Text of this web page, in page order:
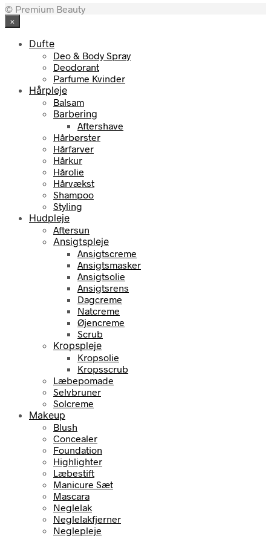
© Premium Beauty
×
Dufte
Deo & Body Spray
Deodorant
Parfume Kvinder
Hårpleje
Balsam
Barbering
Aftershave
Hårbørster
Hårfarver
Hårkur
Hårolie
Hårvækst
Shampoo
Styling
Hudpleje
Aftersun
Ansigtspleje
Ansigtscreme
Ansigtsmasker
Ansigtsolie
Ansigtsrens
Dagcreme
Natcreme
Øjencreme
Scrub
Kropspleje
Kropsolie
Kropsscrub
Læbepomade
Selvbruner
Solcreme
Makeup
Blush
Concealer
Foundation
Highlighter
Læbestift
Manicure Sæt
Mascara
Neglelak
Neglelakfjerner
Neglepleje